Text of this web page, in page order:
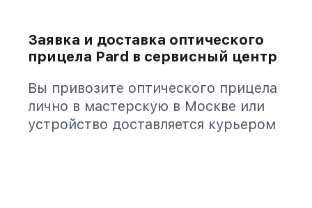
Заявка и доставка оптического
прицела Pard в сервисный центр
Вы привозите оптического прицела
лично в мастерскую в Москве или
устройство доставляется курьером